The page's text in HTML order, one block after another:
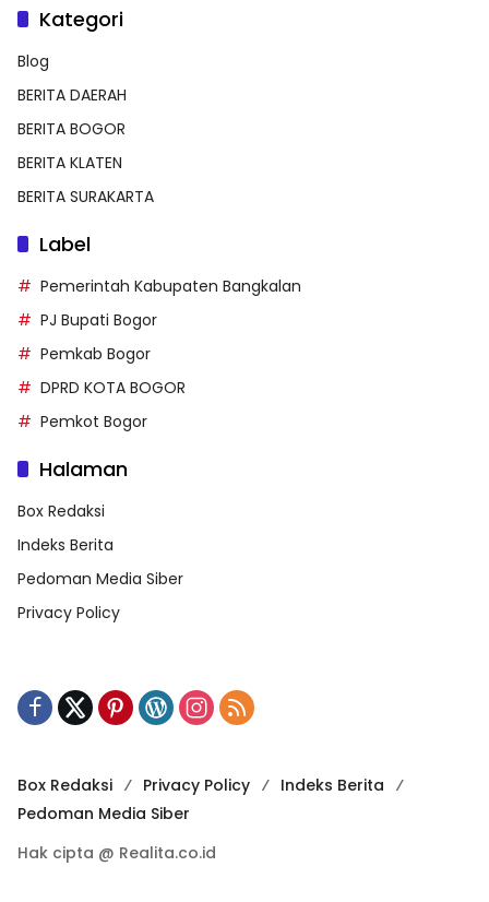
Kategori
Blog
BERITA DAERAH
BERITA BOGOR
BERITA KLATEN
BERITA SURAKARTA
Label
Pemerintah Kabupaten Bangkalan
PJ Bupati Bogor
Pemkab Bogor
DPRD KOTA BOGOR
Pemkot Bogor
Halaman
Box Redaksi
Indeks Berita
Pedoman Media Siber
Privacy Policy
Box Redaksi Privacy Policy
Indeks Berita
Pedoman Media Siber
Hak cipta @ Realita.co.id